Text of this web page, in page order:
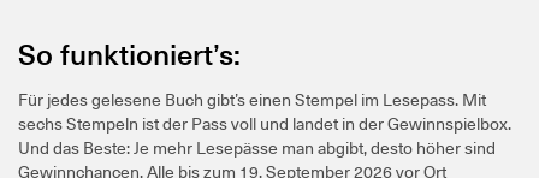
So funktioniert’s:
Für jedes gelesene Buch gibt’s einen Stempel im Lesepass. Mit
sechs Stempeln ist der Pass voll und landet in der Gewinnspielbox.
Und das Beste: Je mehr Lesepässe man abgibt, desto höher sind
Gewinnchancen. Alle bis zum 19. September 2026 vor Ort